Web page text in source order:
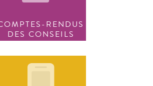
RENDUS
DES CONSEILS